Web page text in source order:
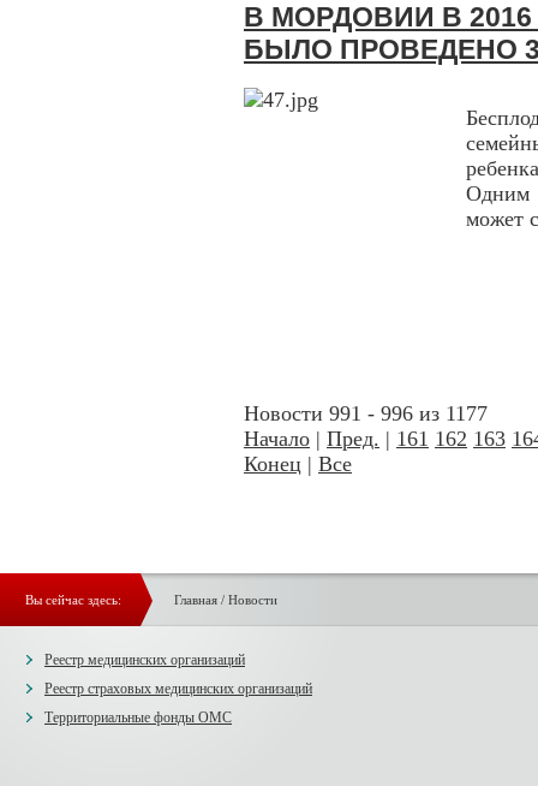
В МОРДОВИИ В
БЫЛО ПРОВЕДЕНО
Одним
может
Новости 991 - 996 из 1177
Начало | Пред. | 161 162 163
Конец | Все
Вы сейчас здесь: Главная/ Новости
Реестр медицинских организаций
Реестр страховых медицинских организаций
Территориальные фонды ОМС